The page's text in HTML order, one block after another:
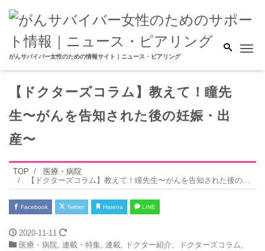
がんサバイバー女性のための情報サイト｜ニュース・ピアリング
【ドクターズコラム】教えて！瞳先
生〜がんを告知された後の妊娠・出
産〜
TOP
医療・病院
【ドクターズコラム】教えて！瞳先生〜がんを告知された後の妊娠・出産〜
Facebook Twitter Hatena LINE
2020-11-11
医療・病院, 連載・特集, 連載, ドクター紹介、ドクターズコラム,